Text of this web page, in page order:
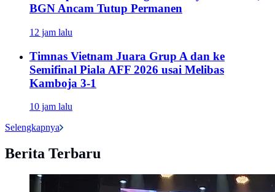
BGN Ancam Tutup Permanen
12 jam lalu
Timnas Vietnam Juara Grup A dan ke
Semifinal Piala AFF 2026 usai Melibas
Kamboja 3-1
10 jam lalu
Selengkapnya
Berita Terbaru